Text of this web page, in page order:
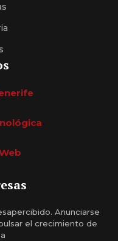
Anunciarse
el crecimiento de